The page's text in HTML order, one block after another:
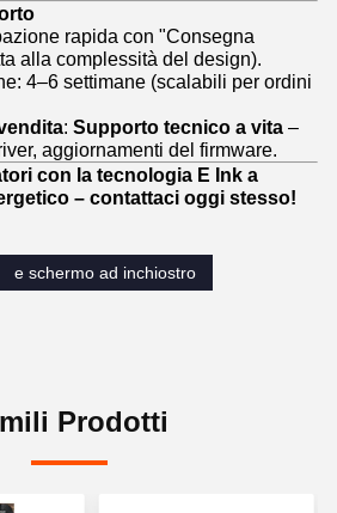
rapida con "Consegna
alla complessità del design).
4–6 settimane (scalabili per ordini
: Supporto tecnico a vita –
aggiornamenti del firmware.
con la tecnologia E Ink a
– contattaci oggi stesso!
e schermo ad inchiostro
Prodotti